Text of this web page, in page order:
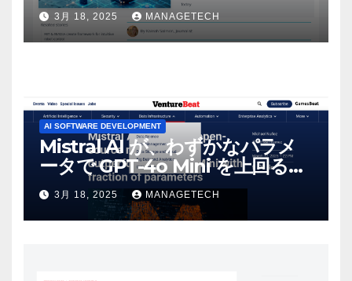
3月 18, 2025 MANAGETECH
AI SOFTWARE DEVELOPMENT
Mistral AI が、わずかなパラメ
ータで GPT-4o Mini を上回る新
しいオープンソース モデルをリ
リース | VentureBeat
3月 18, 2025 MANAGETECH